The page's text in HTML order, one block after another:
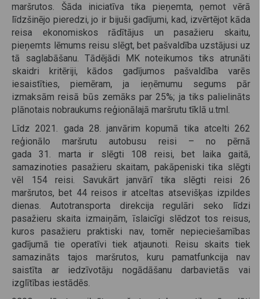
maršrutos. Šāda iniciatīva tika pieņemta, ņemot vērā
līdzšinējo pieredzi, jo ir bijuši gadījumi, kad, izvērtējot kāda
reisa ekonomiskos rādītājus un pasažieru skaitu,
pieņemts lēmums reisu slēgt, bet pašvaldība uzstājusi uz
tā saglabāšanu. Tādējādi MK noteikumos tiks atrunāti
skaidri kritēriji, kādos gadījumos pašvaldība varēs
iesaistīties, piemēram, ja ieņēmumu segums pār
izmaksām reisā būs zemāks par 25%; ja tiks palielināts
plānotais nobraukums reģionālajā maršrutu tīklā u.tml.
Līdz 2021. gada 28. janvārim kopumā tika atcelti 262
reģionālo maršrutu autobusu reisi – no pērnā
gada 31. marta ir slēgti 108 reisi, bet laika gaitā,
samazinoties pasažieru skaitam, pakāpeniski tika slēgti
vēl 154 reisi. Savukārt janvārī tika slēgti reisi 26
maršrutos, bet 44 reisos ir atceltas atsevišķas izpildes
dienas. Autotransporta direkcija regulāri seko līdzi
pasažieru skaita izmaiņām, īslaicīgi slēdzot tos reisus,
kuros pasažieru praktiski nav, tomēr nepieciešamības
gadījumā tie operatīvi tiek atjaunoti. Reisu skaits tiek
samazināts tajos maršrutos, kuru pamatfunkcija nav
saistīta ar iedzīvotāju nogādāšanu darbavietās vai
izglītības iestādēs.